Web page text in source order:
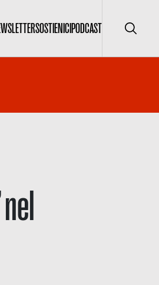
SOSTIENICIPODCAST Cerca